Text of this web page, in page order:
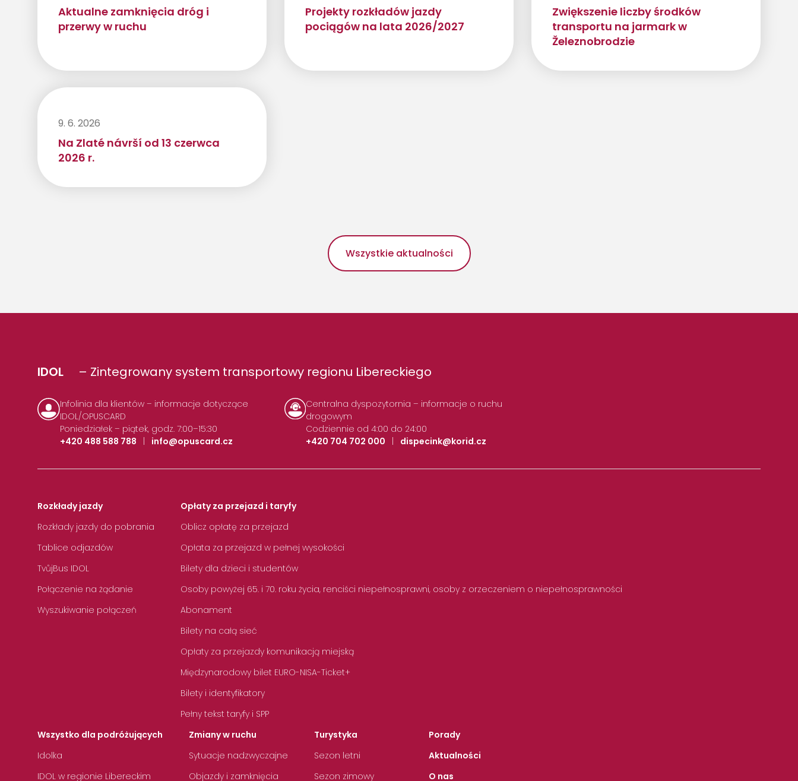
Aktualne zamknięcia dróg i
przerwy w ruchu
Projekty rozkładów jazdy
pociągów na lata 2026/2027
Zwiększenie liczby środków
transportu na jarmark w
Železnobrodzie
9. 6. 2026
Na Zlaté návrší od 13 czerwca
2026 r.
Wszystkie aktualności
IDOL – Zintegrowany system transportowy regionu Libereckiego
Infolinia dla klientów – informacje dotyczące
IDOL/OPUSCARD
Poniedziałek – piątek, godz. 7:00–15:30
+420 488 588 788
| info@opuscard.cz
Centralna dyspozytornia – informacje o ruchu
drogowym
Codziennie od 4:00 do 24:00
+420 704 702 000
| dispecink@korid.cz
Rozkłady jazdy
Rozkłady jazdy do pobrania
Tablice odjazdów
TvůjBus IDOL
Połączenie na żądanie
Wyszukiwanie połączeń
Opłaty za przejazd i taryfy
Oblicz opłatę za przejazd
Opłata za przejazd w pełnej wysokości
Bilety dla dzieci i studentów
Osoby powyżej 65. i 70. roku życia, renciści niepełnosprawni, osoby z orzeczeniem o niepełnosprawności
Abonament
Bilety na całą sieć
Opłaty za przejazdy komunikacją miejską
Międzynarodowy bilet EURO-NISA-Ticket+
Bilety i identyfikatory
Pełny tekst taryfy i SPP
Wszystko dla podróżujących
Idolka
IDOL w regionie Libereckim
Zmiany w ruchu
Sytuacje nadzwyczajne
Objazdy i zamknięcia
Turystyka
Sezon letni
Sezon zimowy
Porady
Aktualności
O nas